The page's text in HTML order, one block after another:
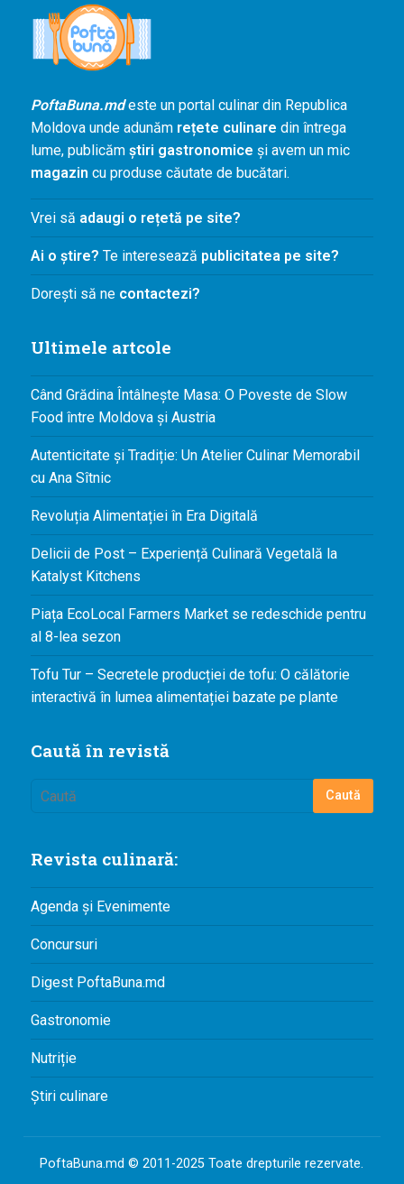
PoftaBuna.mdeste un portal culinar din Republica
Moldova unde adunăm rețete culinare din întrega
lume, publicăm știri gastronomice și avem un mic
magazin cu produse căutate de bucătari.
Vrei să adaugi o rețetă pe site?
Ai o știre? Te interesează publicitatea pe site?
Dorești să necontactezi?
Ultimele artcole
Când Grădina Întâlnește Masa: O Poveste de Slow
Food între Moldova și Austria
Autenticitate și Tradiție: Un Atelier Culinar Memorabil
cu Ana Sîtnic
Revoluția Alimentației în Era Digitală
Delicii de Post – Experiență Culinară Vegetală la
Katalyst Kitchens
Piața EcoLocal Farmers Market se redeschide pentru
al 8-lea sezon
Tofu Tur – Secretele producției de tofu: O călătorie
interactivă în lumea alimentației bazate pe plante
Caută în revistă
Revista culinară:
Agenda și Evenimente
Concursuri
Digest PoftaBuna.md
Gastronomie
Nutriție
Știri culinare
PoftaBuna.md © 2011-2025 Toate drepturile rezervate.